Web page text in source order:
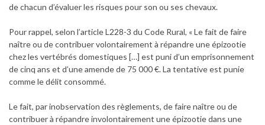
de chacun d’évaluer les risques pour son ou ses chevaux.
Pour rappel, selon l’article L228-3 du Code Rural, « Le fait de faire
naître ou de contribuer volontairement à répandre une épizootie
chez les vertébrés domestiques […] est puni d’un emprisonnement
de cinq ans et d’une amende de 75 000 €. La tentative est punie
comme le délit consommé.
Le fait, par inobservation des règlements, de faire naître ou de
contribuer à répandre involontairement une épizootie dans une